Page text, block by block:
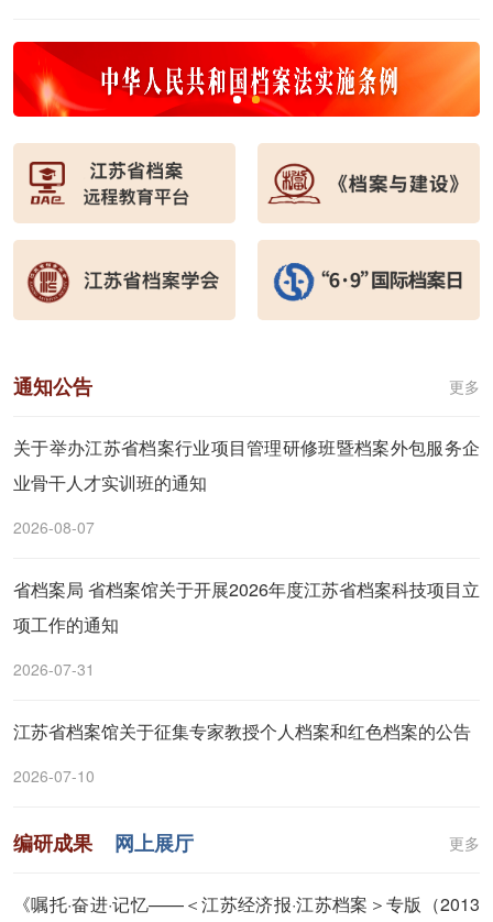
通知公告 更多
关于举办江苏省档案行业项目管理研修班暨档案外包服务企
业骨干人才实训班的通知
2026-08-07
省档案局 省档案馆关于开展2026年度江苏省档案科技项目立
项工作的通知
2026-07-31
江苏省档案馆关于征集专家教授个人档案和红色档案的公告
2026-07-10
编研成果 网上展厅 更多
《嘱托·奋进·记忆——＜江苏经济报·江苏档案＞专版（2013